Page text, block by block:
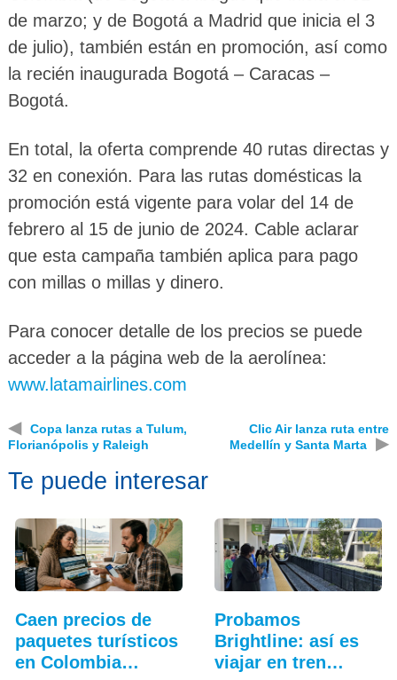
de marzo; y de Bogotá a Madrid que inicia el 3
de julio), también están en promoción, así como
la recién inaugurada Bogotá – Caracas –
Bogotá.
En total, la oferta comprende 40 rutas directas y
32 en conexión. Para las rutas domésticas la
promoción está vigente para volar del 14 de
febrero al 15 de junio de 2024. Cable aclarar
que esta campaña también aplica para pago
con millas o millas y dinero.
Para conocer detalle de los precios se puede
acceder a la página web de la aerolínea:
www.latamairlines.com
◀
Copa lanza rutas a Tulum,
Florianópolis y Raleigh
Clic Air lanza ruta entre
Medellín y Santa Marta
▶
Te puede interesar
Caen precios de
paquetes turísticos
en Colombia
Probamos
Brightline: así es
viajar en tren